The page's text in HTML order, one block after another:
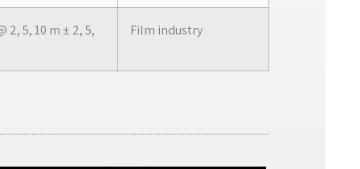
2, 5, 10 m ± 2, 5,
Film industry